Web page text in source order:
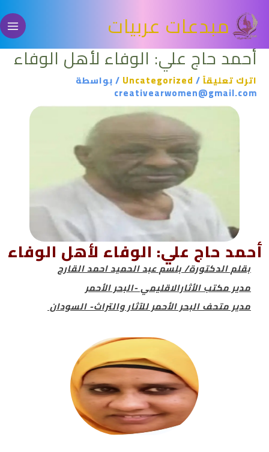
إلى
المحتوىمبدعات عربيات
أحمد حاج علي: الوفاء لأهل الوفاء
اترك تعليقاً/
Uncategorized / بواسطة
creativearwomen@gmail.com
أحمد حاج علي: الوفاء لأهل الوفاء
بقلم الدكتورة/ بلسم عبد الحميد احمد القارح
مدير مكتب الأثارالاقليمي -البحر الأحمر
مدير متحف البحر الأحمر للآثار والتراث- السودان